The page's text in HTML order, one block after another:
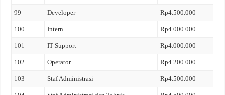
99 Developer Rp4.500.000
100 Intern Rp4.000.000
101 IT Support Rp4.000.000
102 Operator Rp4.200.000
103 Staf Administrasi Rp4.500.000